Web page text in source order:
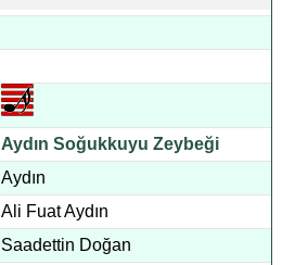
Aydın Soğukkuyu Zeybeği
Aydın
Ali Fuat Aydın
Saadettin Doğan